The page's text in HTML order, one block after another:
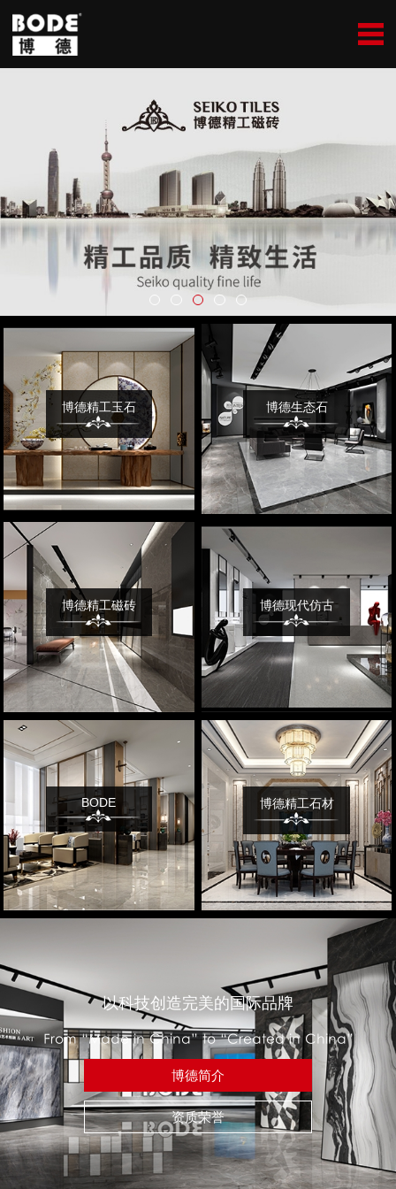
博德精工玉石 博德生态石
博德精工磁砖 博德现代仿古
BODE 博德精工石材
以科技创造完美的国际品牌
From “Made in China” to “Created in China”
博德简介
资质荣誉